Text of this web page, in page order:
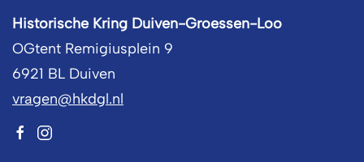
Historische Kring Duiven-Groessen-Loo
OGtent Remigiusplein 9
6921 BL Duiven
vragen@hkdgl.nl